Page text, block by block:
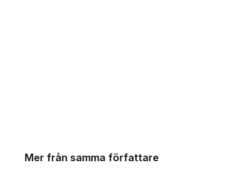
Mer från samma författare